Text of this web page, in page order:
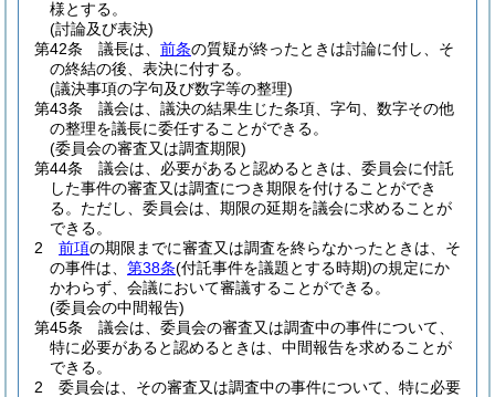
様とする。
(討論及び表決)
第42条
議長は、 前条の質疑が終ったときは討論に付し、そ
の終結の後、表決に付する。
(議決事項の字句及び数字等の整理)
第43条
議会は、議決の結果生じた条項、字句、数字その他
の整理を議長に委任することができる。
(委員会の審査又は調査期限)
第44条
議会は、必要があると認めるときは、委員会に付託
した事件の審査又は調査につき期限を付けることができ
る。 ただし、委員会は、期限の延期を議会に求めることが
できる。
2
前項の期限までに審査又は調査を終らなかったときは、そ
の事件は、 第38条(付託事件を議題とする時期)の規定にか
かわらず、会議において審議することができる。
(委員会の中間報告)
第45条
議会は、委員会の審査又は調査中の事件について、
特に必要があると認めるときは、中間報告を求めることが
できる。
2
委員会は、その審査又は調査中の事件について、特に必要